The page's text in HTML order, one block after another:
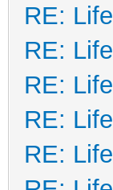
RE:
RE:
RE:
RE:
RE: